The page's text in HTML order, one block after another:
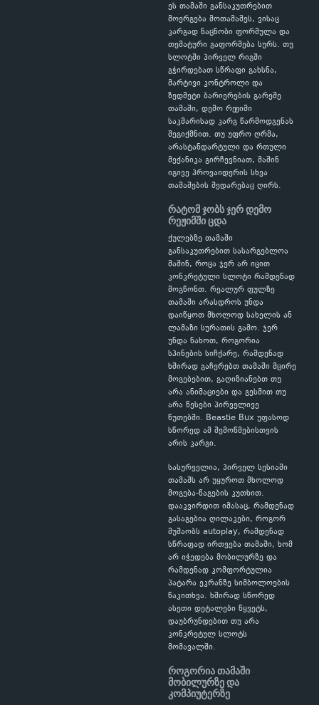
ეს თამაში განსაკუთრებით
მოერგება მოთამაშეს, ვისაც
კარგად ნაცნობი ფორმულა და
თემატური გაფორმება სურს. თუ
სლოტში პირველ რიგში
გჭირდებათ სწრაფი გახსნა,
მარტივი კონტროლი და
ზედმეტი ბარიერების გარეშე
თამაში, დემო რეჟიმი
საკმარისად კარგ წარმოდგენას
შეგიქმნით. თუ უფრო ღრმა,
არასტანდარტული და რთული
მექანიკა გირჩევნიათ, მაშინ
იგივე პროვაიდერის სხვა
თამაშების შედარებაც ღირს.
რატომ ჯობს ჯერ დემო
რეჟიმში ცდა
ქულებზე თამაში
განსაკუთრებით სასარგებლოა
მაშინ, როცა ჯერ არ იცით
კონკრეტული სლოტი რამდენად
მოგწონთ. რეალურ ფულზე
თამაში არასდროს უნდა
დაიწყოთ მხოლოდ სახელის ან
ლამაზი სურათის გამო. ჯერ
უნდა ნახოთ, როგორია
სპინების სიჩქარე, რამდენად
ხშირად გაჩერებთ თამაში მცირე
მოგებებით, გაღიზიანებთ თუ
არა ანიმაციები და გესმით თუ
არა წესები პირველივე
წუთებში. Beastie Bux უფასოდ
სწორედ ამ შემოწმებისთვის
არის კარგი.
სასურველია, პირველ სესიაში
თამაშს არ უყუროთ მხოლოდ
მოგება-წაგების კუთხით.
დააკვირდით იმასაც, რამდენად
გასაგებია ღილაკები, როგორ
მუშაობს autoplay, რამდენად
სწრაფად ირთვება თამაში, ხომ
არ იჭედება მობილურზე და
რამდენად კომფორტულია
პატარა ეკრანზე სიმბოლოების
წაკითხვა. ხშირად სწორედ
ასეთი დეტალები წყვეტს,
დაუბრუნდებით თუ არა
კონკრეტულ სლოტს
მომავალში.
როგორია თამაში
მობილურზე და
კომპიუტერზე